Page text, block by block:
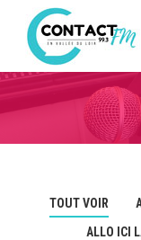
TOUT VOIR
ALLO ICI